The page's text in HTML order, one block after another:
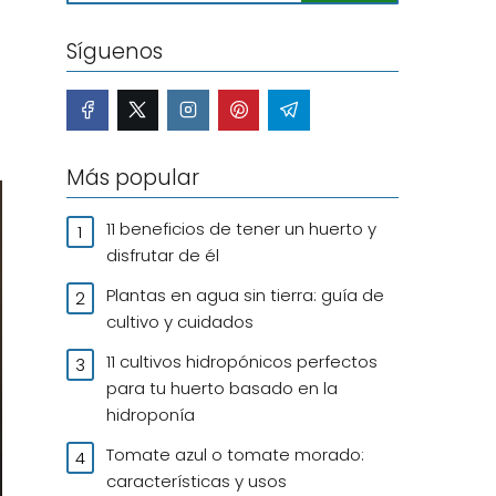
Síguenos
Más popular
11 beneficios de tener un huerto y
disfrutar de él
Plantas en agua sin tierra: guía de
cultivo y cuidados
11 cultivos hidropónicos perfectos
para tu huerto basado en la
hidroponía
Tomate azul o tomate morado:
características y usos